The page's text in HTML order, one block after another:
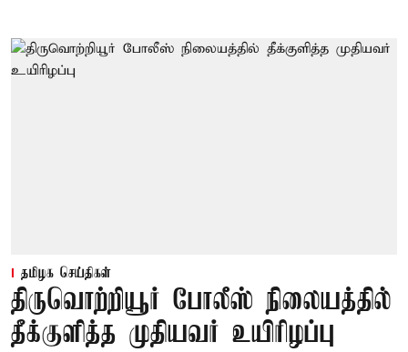
தமிழக செய்திகள்
திருவொற்றியூர் போலீஸ் நிலையத்தில்
தீக்குளித்த முதியவர் உயிரிழப்பு